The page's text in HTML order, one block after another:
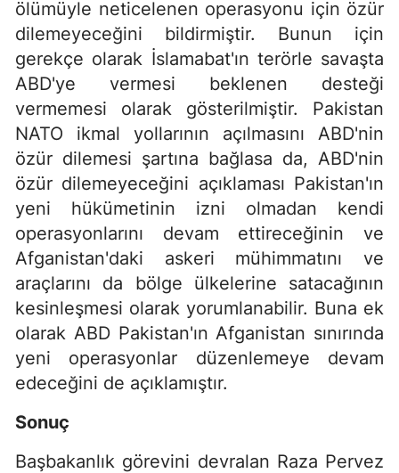
ölümüyle neticelenen operasyonu için özür
dilemeyeceğini bildirmiştir. Bunun için
gerekçe olarak İslamabat'ın terörle savaşta
ABD'ye vermesi beklenen desteği
vermemesi olarak gösterilmiştir. Pakistan
NATO ikmal yollarının açılmasını ABD'nin
özür dilemesi şartına bağlasa da, ABD'nin
özür dilemeyeceğini açıklaması Pakistan'ın
yeni hükümetinin izni olmadan kendi
operasyonlarını devam ettireceğinin ve
Afganistan'daki askeri mühimmatını ve
araçlarını da bölge ülkelerine satacağının
kesinleşmesi olarak yorumlanabilir. Buna ek
olarak ABD Pakistan'ın Afganistan sınırında
yeni operasyonlar düzenlemeye devam
edeceğini de açıklamıştır.
Sonuç
Başbakanlık görevini devralan Raza Pervez